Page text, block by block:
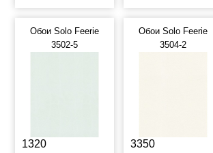
Обои Solo Feerie
3502-5
1320
Обои Solo Feerie
3504-2
3350